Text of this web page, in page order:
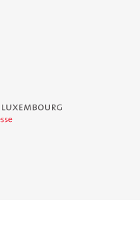
Luxembourg - Service